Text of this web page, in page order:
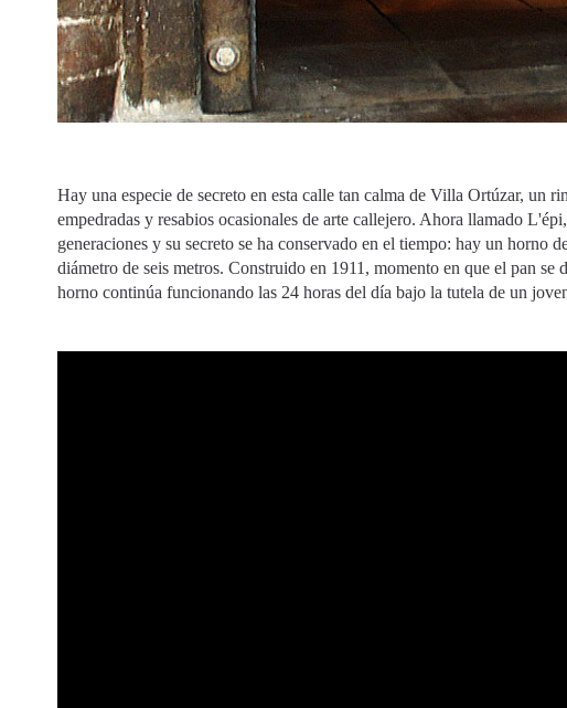
Hay una especie de secreto en esta calle tan calma de Villa Ortúzar, un
empedradas y resabios ocasionales de arte callejero. Ahora llamado
generaciones y su secreto se ha conservado en el tiempo: hay un horno
diámetro de seis metros. Construido en 1911, momento en que el pan
horno continúa funcionando las 24 horas del día bajo la tutela de un